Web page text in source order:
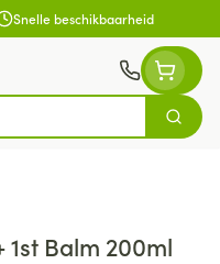
Snelle beschikbaarheid
Zoek
1st Balm 200ml